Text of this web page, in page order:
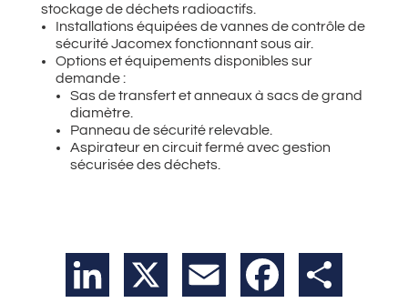
stockage de déchets radioactifs.
Installations équipées de vannes de contrôle de
sécurité Jacomex fonctionnant sous air.
Options et équipements disponibles sur
demande :
Sas de transfert et anneaux à sacs de grand
diamètre.
Panneau de sécurité relevable.
Aspirateur en circuit fermé avec gestion
sécurisée des déchets.
LinkedIn Email Facebook